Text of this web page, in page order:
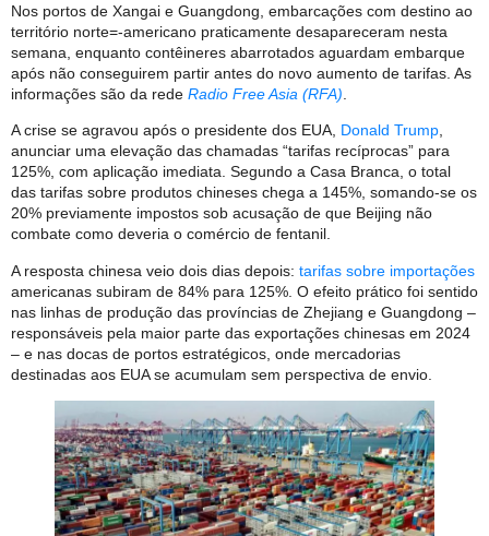
Nos portos de Xangai e Guangdong, embarcações com destino ao
território norte=-americano praticamente desapareceram nesta
semana, enquanto contêineres abarrotados aguardam embarque
após não conseguirem partir antes do novo aumento de tarifas. As
informações são da rede Radio Free Asia (RFA)
A crise se agravou após o presidente dos EUA, Donald Trump,
anunciar uma elevação das chamadas “tarifas recíprocas” para
125%, com aplicação imediata. Segundo a Casa Branca, o total
das tarifas sobre produtos chineses chega a 145%, somando-se os
20% previamente impostos sob acusação de que Beijing não
combate como deveria o comércio de fentanil.
A resposta chinesa veio dois dias depois: tarifas sobre importações
americanas subiram de 84% para 125%. O efeito prático foi sentido
nas linhas de produção das províncias de Zhejiang e Guangdong –
responsáveis pela maior parte das exportações chinesas em 2024
– e nas docas de portos estratégicos, onde mercadorias
destinadas aos EUA se acumulam sem perspectiva de envio.